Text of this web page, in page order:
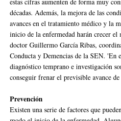
décadas. Además, la mejora de las
avances en el tratamiento médico y la
inicio de la enfermedad harán crecer el
doctor Guillermo García Ribas,
Conducta y Demencias de la SEN. 'En
diagnóstico temprano e investigación
conseguir frenar el previsible avance
Prevención
Existen una serie de factores que